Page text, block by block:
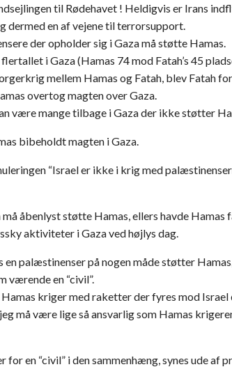
til Rødehavet ! Heldigvis er Irans
dermed en af vejene til terrorsupport.
der opholder sig i Gaza må støtte Hamas.
i Gaza (Hamas 74 mod Fatah’s 45
mellem Hamas og Fatah, blev Fatah
overtog magten over Gaza.
være mange tilbage i Gaza der ikke støtter
bibeholdt magten i Gaza.
“Israel er ikke i krig med
åbenlyst støtte Hamas, ellers havde Hamas
aktiviteter i Gaza ved højlys dag.
en palæstinenser på nogen måde støtter
værende en “civil”.
kriger med raketter der fyres mod Israel
må være lige så ansvarlig som Hamas
for en “civil” i den sammenhæng, synes ude af